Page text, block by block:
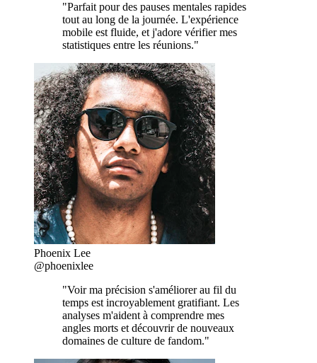
"Parfait pour des pauses mentales rapides
tout au long de la journée. L'expérience
mobile est fluide, et j'adore vérifier mes
statistiques entre les réunions."
Phoenix Lee
@phoenixlee
"Voir ma précision s'améliorer au fil du
temps est incroyablement gratifiant. Les
analyses m'aident à comprendre mes
angles morts et découvrir de nouveaux
domaines de culture de fandom."